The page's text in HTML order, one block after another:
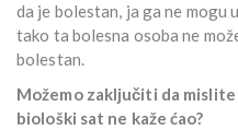
da je bolestan, ja ga ne
tako ta bolesna osoba ne
bolestan.
Možemo zaključiti da
biološki sat ne kaže ćao?